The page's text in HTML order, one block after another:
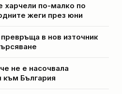
харчели по-малко по
жеги през юни
в нов източник
не е насочвала
България